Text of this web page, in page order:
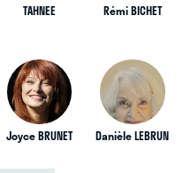
TAHNEE Rémi BICHET
Joyce BRUNET Danièle LEBRUN